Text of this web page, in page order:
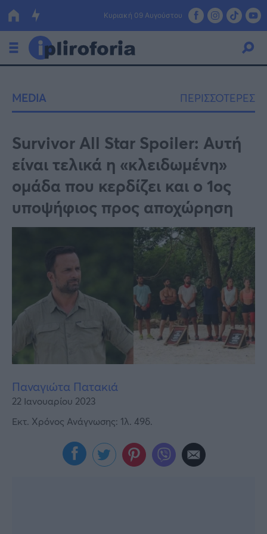
Κυριακή 09 Αυγούστου
Οικονομία
Πολιτική
Τράπεζες
Επιδοτήσεις
ΕΣΠΑ
Κόσμος
Lifestyle
Υγεία
Γυναίκα
Καιρός
MEDIA ΠΕΡΙΣΣΟΤΕΡΕΣ
Survivor All Star Spoiler: Αυτή
είναι τελικά η «κλειδωμένη»
ομάδα που κερδίζει και ο 1ος
υποψήφιος προς αποχώρηση
Παναγιώτα Πατακιά
22 Ιανουαρίου 2023
Εκτ. Χρόνος Ανάγνωσης: 1λ. 49δ.